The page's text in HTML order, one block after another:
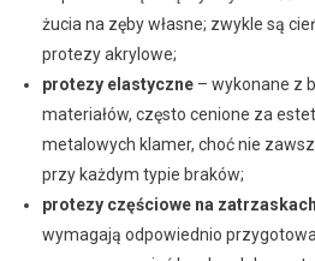
żucia na zęby własne; zwykle są
protezy akrylowe;
protezy elastyczne – wykonane z
materiałów, często cenione za
metalowych klamer, choć nie
przy każdym typie braków;
protezy częściowe na
wymagają odpowiednio